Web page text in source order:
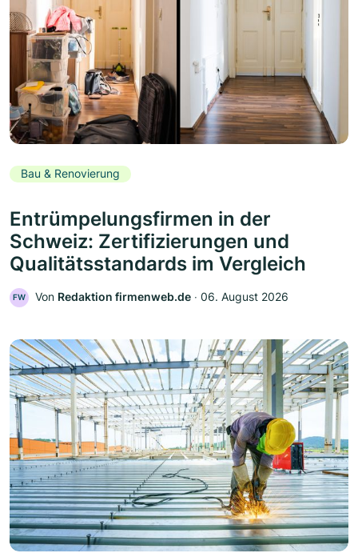
Bau & Renovierung
Entrümpelungsfirmen in der
Schweiz: Zertifizierungen und
Qualitätsstandards im Vergleich
FW Von Redaktion firmenweb.de ‧ 06. August 2026